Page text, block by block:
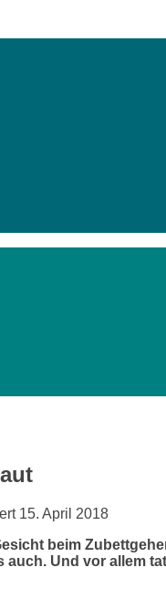
15. April 2018
beim
Und vor allem